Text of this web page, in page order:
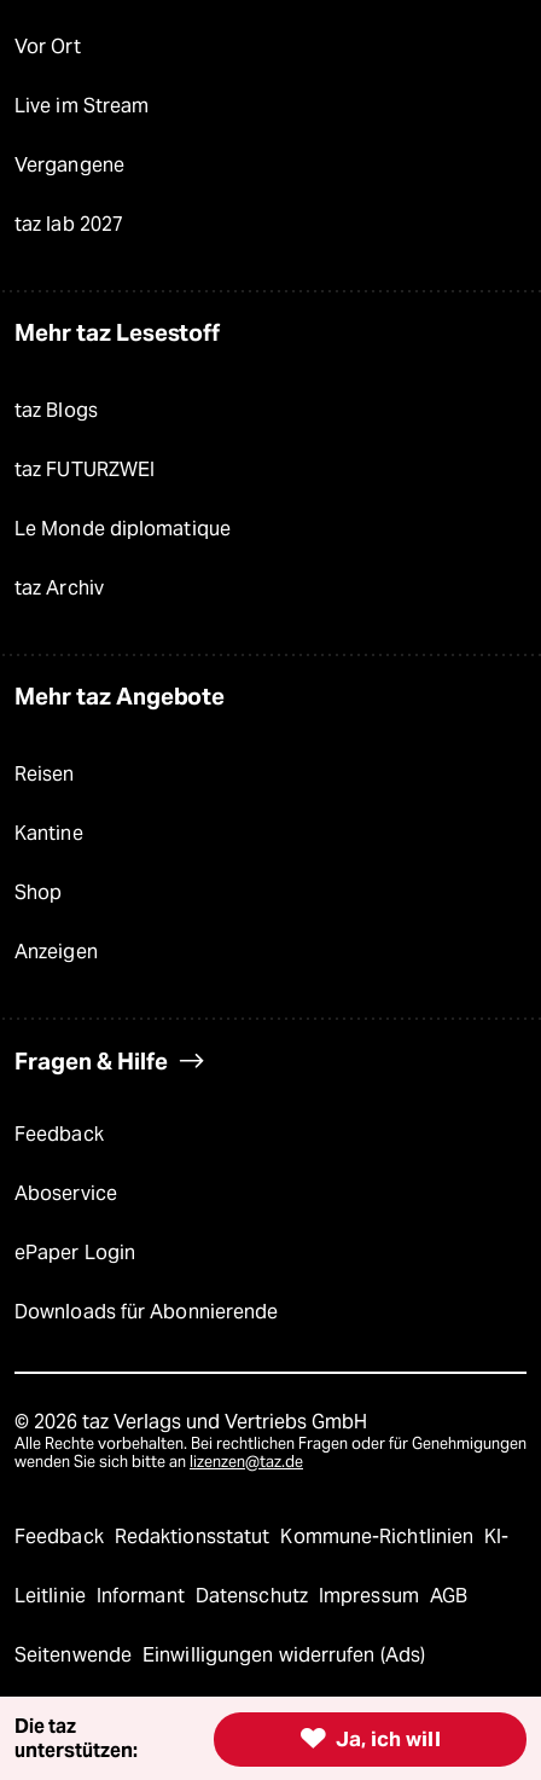
Vor Ort
Live im Stream
Vergangene
taz lab 2027
Mehr taz Lesestoff
taz Blogs
taz FUTURZWEI
Le Monde diplomatique
taz Archiv
Mehr taz Angebote
Reisen
Kantine
Shop
Anzeigen
Fragen & Hilfe
Feedback
Aboservice
ePaper Login
Downloads für Abonnierende
© 2026 taz Verlags und Vertriebs GmbH
Alle Rechte vorbehalten. Bei rechtlichen Fragen oder für Genehmigungen
wenden Sie sich bitte an lizenzen@taz.de
Feedback Redaktionsstatut Kommune-Richtlinien KI-
Leitlinie Informant Datenschutz Impressum AGB
Seitenwende Einwilligungen widerrufen (Ads)
 Ja, ich will
Die taz
unterstützen: